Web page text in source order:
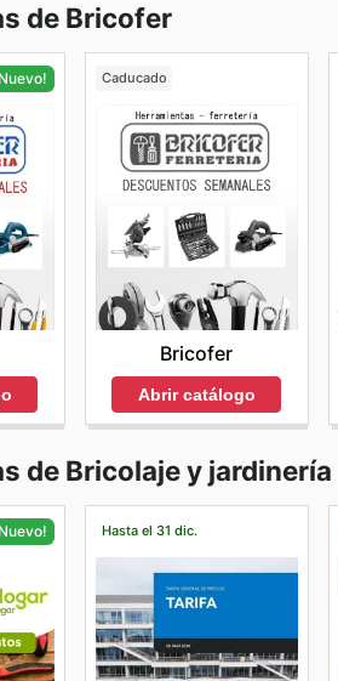
de Bricofer
Caducado
Bricofer
Abrir catálogo
de Bricolaje y jardinería
Hasta el 31 dic.